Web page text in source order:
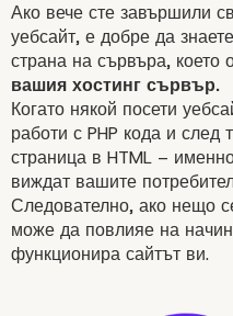
Ако вече сте завършили
уебсайт, е добре да
страна на сървъра, което
вашия хостинг сървър.
Когато някой посети
работи с PHP кода и
страница в HTML –
виждат вашите
Следователно, ако нещо
може да повлияе на
функционира сайтът ви.